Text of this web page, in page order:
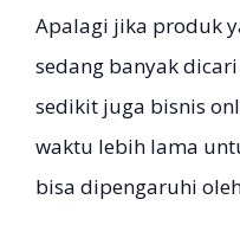
Apalagi jika produk
sedang banyak
sedikit juga bisnis
waktu lebih lama
bisa dipengaruhi